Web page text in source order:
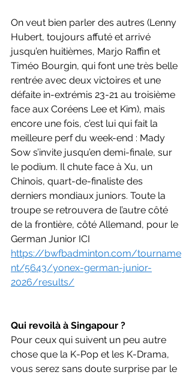
On veut bien parler des autres (Lenny
Hubert, toujours affuté et arrivé
jusqu’en huitièmes, Marjo Raffin et
Timéo Bourgin, qui font une très belle
rentrée avec deux victoires et une
défaite in-extrémis 23-21 au troisième
face aux Coréens Lee et Kim), mais
encore une fois, c’est lui qui fait la
meilleure perf du week-end : Mady
Sow s’invite jusqu’en demi-finale, sur
le podium. Il chute face à Xu, un
Chinois, quart-de-finaliste des
derniers mondiaux juniors. Toute la
troupe se retrouvera de l’autre côté
de la frontière, côté Allemand, pour le
German Junior ICI
https://bwfbadminton.com/tourname
nt/5643/yonex-german-junior-
2026/results/
Qui revoilà à Singapour ?
Pour ceux qui suivent un peu autre
chose que la K-Pop et les K-Drama,
vous serez sans doute surprise par le